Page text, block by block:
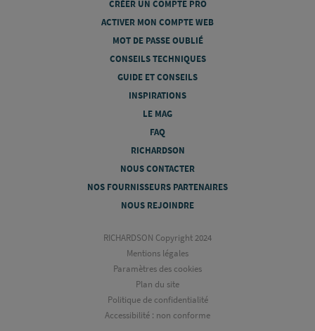
CRÉER UN COMPTE PRO
ACTIVER MON COMPTE WEB
MOT DE PASSE OUBLIÉ
CONSEILS TECHNIQUES
GUIDE ET CONSEILS
INSPIRATIONS
LE MAG
FAQ
RICHARDSON
NOUS CONTACTER
NOS FOURNISSEURS PARTENAIRES
NOUS REJOINDRE
RICHARDSON Copyright 2024
Mentions légales
Paramètres des cookies
Plan du site
Politique de confidentialité
Accessibilité : non conforme